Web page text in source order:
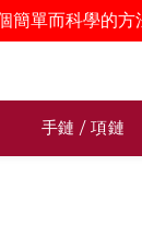
手鏈 / 項鏈
簡單而科學的方